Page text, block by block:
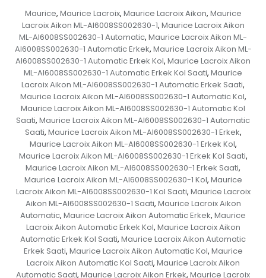
Maurice, Maurice Lacroix, Maurice Lacroix Aikon, Maurice
Lacroix Aikon ML-AI6008SS002630-1, Maurice Lacroix Aikon
ML-AI6008SS002630-1 Automatic, Maurice Lacroix Aikon ML-
AI6008SS002630-1 Automatic Erkek, Maurice Lacroix Aikon ML-
AI6008SS002630-1 Automatic Erkek Kol, Maurice Lacroix Aikon
ML-AI6008SS002630-1 Automatic Erkek Kol Saati, Maurice
Lacroix Aikon ML-AI6008SS002630-1 Automatic Erkek Saati,
Maurice Lacroix Aikon ML-AI6008SS002630-1 Automatic Kol,
Maurice Lacroix Aikon ML-AI6008SS002630-1 Automatic Kol
Saati, Maurice Lacroix Aikon ML-AI6008SS002630-1 Automatic
Saati, Maurice Lacroix Aikon ML-AI6008SS002630-1 Erkek,
Maurice Lacroix Aikon ML-AI6008SS002630-1 Erkek Kol,
Maurice Lacroix Aikon ML-AI6008SS002630-1 Erkek Kol Saati,
Maurice Lacroix Aikon ML-AI6008SS002630-1 Erkek Saati,
Maurice Lacroix Aikon ML-AI6008SS002630-1 Kol, Maurice
Lacroix Aikon ML-AI6008SS002630-1 Kol Saati, Maurice Lacroix
Aikon ML-AI6008SS002630-1 Saati, Maurice Lacroix Aikon
Automatic, Maurice Lacroix Aikon Automatic Erkek, Maurice
Lacroix Aikon Automatic Erkek Kol, Maurice Lacroix Aikon
Automatic Erkek Kol Saati, Maurice Lacroix Aikon Automatic
Erkek Saati, Maurice Lacroix Aikon Automatic Kol, Maurice
Lacroix Aikon Automatic Kol Saati, Maurice Lacroix Aikon
Automatic Saati, Maurice Lacroix Aikon Erkek, Maurice Lacroix